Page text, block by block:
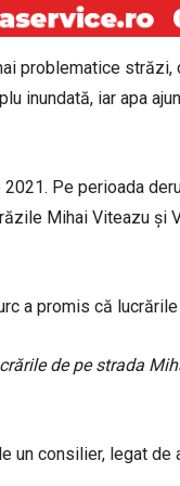
problematice
inundată, iar apa
Pe perioada
Mihai Viteazu și
a promis că
de pe strada
un consilier, legat